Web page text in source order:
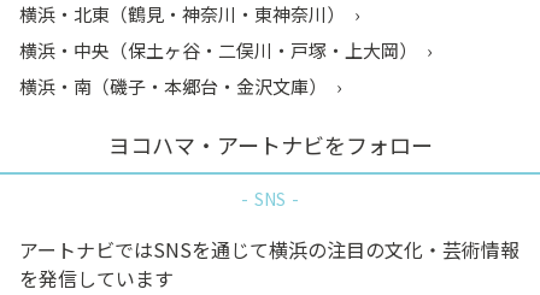
横浜・北東（鶴見・神奈川・東神奈川）
横浜・中央（保土ヶ谷・二俣川・戸塚・上大岡）
横浜・南（磯子・本郷台・金沢文庫）
ヨコハマ・アートナビをフォロー
SNS
アートナビではSNSを通じて横浜の注目の文化・芸術情報
を発信しています